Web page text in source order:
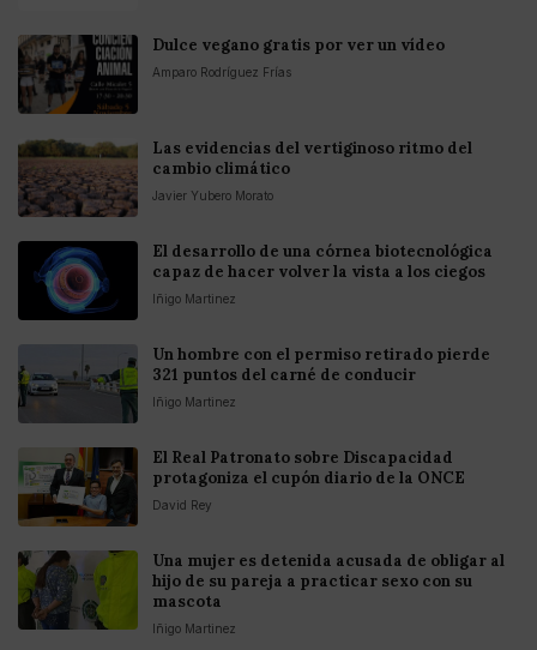
Dulce vegano gratis por ver un vídeo
Amparo Rodríguez Frías
Las evidencias del vertiginoso ritmo del
cambio climático
Javier Yubero Morato
El desarrollo de una córnea biotecnológica
capaz de hacer volver la vista a los ciegos
Iñigo Martinez
Un hombre con el permiso retirado pierde
321 puntos del carné de conducir
Iñigo Martinez
El Real Patronato sobre Discapacidad
protagoniza el cupón diario de la ONCE
David Rey
Una mujer es detenida acusada de obligar al
hijo de su pareja a practicar sexo con su
mascota
Iñigo Martinez